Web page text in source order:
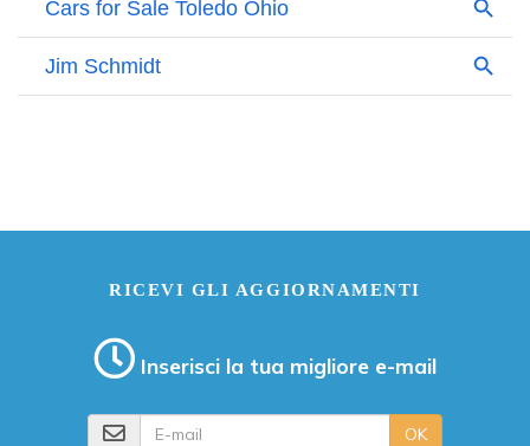
RICEVI GLI AGGIORNAMENTI
Inserisci la tua migliore e-mail
OK